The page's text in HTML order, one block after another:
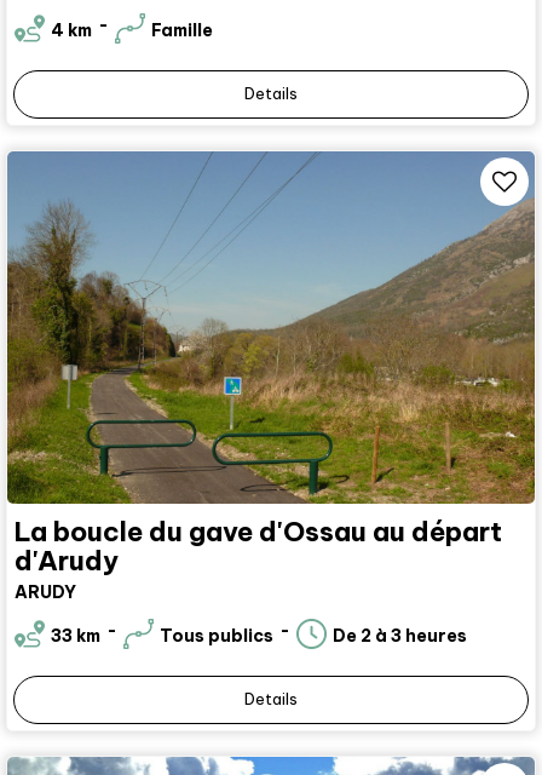
4 km Famille
Details
La boucle du gave d'Ossau au départ
d'Arudy
ARUDY
33 km Tous publics De 2 à 3 heures
Details